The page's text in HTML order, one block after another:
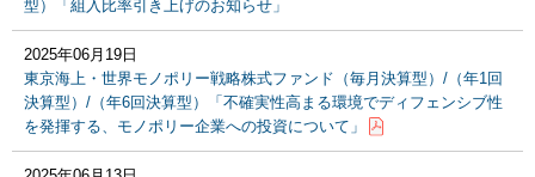
型）「組入比率引き上げのお知らせ」
2025年06月19日
東京海上・世界モノポリー戦略株式ファンド（毎月決算型）/（年1回
決算型）/（年6回決算型）「不確実性高まる環境でディフェンシブ性
を発揮する、モノポリー企業への投資について」